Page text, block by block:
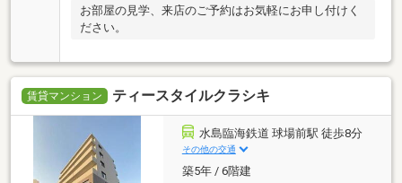
お部屋の見学、来店のご予約はお気軽にお申し付けく
ださい。
賃貸マンション ティースタイルクラシキ
水島臨海鉄道 球場前駅 徒歩8分
その他の交通
築5年 / 6階建